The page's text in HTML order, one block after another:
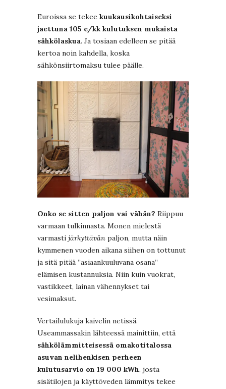
Euroissa se tekee kuukausikohtaiseksi
jaettuna 105 e/kk kulutuksen mukaista
sähkölaskua. Ja tosiaan edelleen se pitää
kertoa noin kahdella, koska
sähkönsiirtomaksu tulee päälle.
Onko se sitten paljon vai vähän? Riippuu
varmaan tulkinnasta. Monen mielestä
varmasti järkyttävän paljon, mutta näin
kymmenen vuoden aikana siihen on tottunut
ja sitä pitää ”asiaankuuluvana osana”
elämisen kustannuksia. Niin kuin vuokrat,
vastikkeet, lainan vähennykset tai
vesimaksut.
Vertailulukuja kaivelin netissä.
Useammassakin lähteessä mainittiin, että
sähkölämmitteisessä omakotitalossa
asuvan nelihenkisen perheen
kulutusarvio on 19 000 kWh, josta
sisätilojen ja käyttöveden lämmitys tekee